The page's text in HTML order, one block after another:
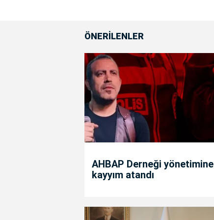
ÖNERİLENLER
AHBAP Derneği yönetimine
kayyım atandı